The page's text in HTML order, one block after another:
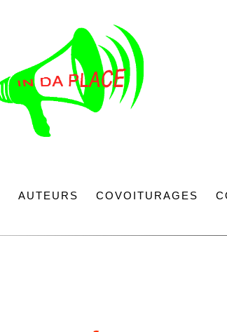
AUTEURS COVOITURAGES